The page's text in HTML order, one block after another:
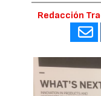
Redacción